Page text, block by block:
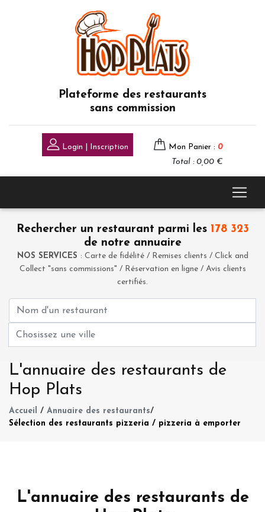
Plateforme des restaurants
sans commission
Login | Inscription Mon Panier : 0
Total : 0,00 €
Rechercher un restaurant parmi les 178 323
de notre annuaire
NOS SERVICES : Carte de fidélité / Remises clients / Click and
Collect "sans commissions" / Réservation en ligne / Avis clients
certifiés.
L'annuaire des restaurants de
Hop Plats
Accueil / Annuaire des restaurants/
Sélection des restaurants pizzeria / pizzeria à emporter
L'annuaire des restaurants de